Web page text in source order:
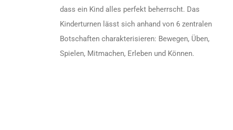
dass ein Kind alles perfekt beherrscht. Das
Kinderturnen lässt sich anhand von 6 zentralen
Botschaften charakterisieren: Bewegen, Üben,
Spielen, Mitmachen, Erleben und Können.